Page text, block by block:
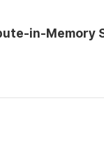
in-Memory